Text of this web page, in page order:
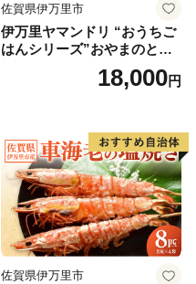
佐賀県伊万里市
伊万里ヤマンドリ “おうちご
はんシリーズ”おやまのとり
18,000円
佐賀県伊万里市